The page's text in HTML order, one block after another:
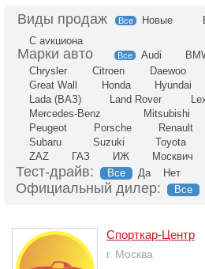
Все Новые
С аукциона
Все Audi
Chrysler
Citroen Daewoo
Great Wall
Honda Hyundai
Lada (ВАЗ)
Land Rover
Mercedes-Benz
Mitsubishi
Peugeot
Porsche Renault
Subaru
Suzuki Toyota
ZAZ
ГАЗ ИЖ Москвич
Тест-драйв: Все Да Нет
Официальный дилер: Все
Спорткар-Центр
г. Москва